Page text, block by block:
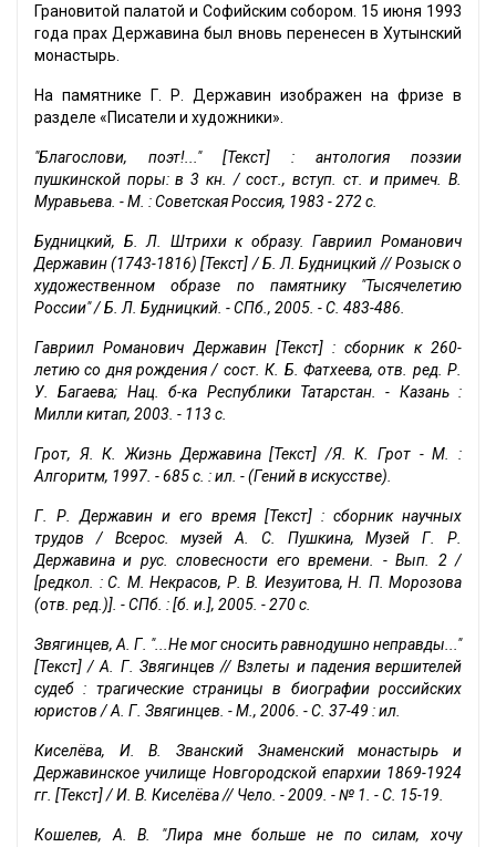
Грановитой палатой и Софийским собором. 15 июня 1993
года прах Державина был вновь перенесен в Хутынский
монастырь.
На памятнике Г. Р. Державин изображен на фризе в
разделе «Писатели и художники».
"Благослови, поэт!..." [Текст] : антология поэзии
пушкинской поры: в 3 кн. / сост., вступ. ст. и примеч. В.
Муравьева. - М. : Советская Россия, 1983 - 272 с.
Будницкий, Б. Л. Штрихи к образу. Гавриил Романович
Державин (1743-1816) [Текст] / Б. Л. Будницкий // Розыск о
художественном образе по памятнику "Тысячелетию
России" / Б. Л. Будницкий. - СПб., 2005. - С. 483-486.
Гавриил Романович Державин [Текст] : сборник к 260-
летию со дня рождения / сост. К. Б. Фатхеева, отв. ред. Р.
У. Багаева; Нац. б-ка Республики Татарстан. - Казань :
Милли китап, 2003. - 113 с.
Грот, Я. К. Жизнь Державина [Текст] /Я. К. Грот - М. :
Алгоритм, 1997. - 685 с. : ил. - (Гений в искусстве).
Г. Р. Державин и его время [Текст] : сборник научных
трудов / Всерос. музей А. С. Пушкина, Музей Г. Р.
Державина и рус. словесности его времени. - Вып. 2 /
[редкол. : С. М. Некрасов, Р. В. Иезуитова, Н. П. Морозова
(отв. ред.)]. - СПб. : [б. и.], 2005. - 270 с.
Звягинцев, А. Г. "...Не мог сносить равнодушно неправды..."
[Текст] / А. Г. Звягинцев // Взлеты и падения вершителей
судеб : трагические страницы в биографии российских
юристов / А. Г. Звягинцев. - М., 2006. - С. 37-49 : ил.
Киселёва, И. В. Званский Знаменский монастырь и
Державинское училище Новгородской епархии 1869-1924
гг. [Текст] / И. В. Киселёва // Чело. - 2009. - № 1. - С. 15-19.
Кошелев, А. В. "Лира мне больше не по силам, хочу